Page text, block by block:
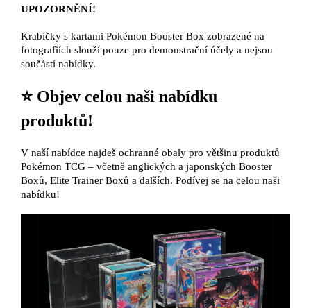
UPOZORNĚNÍ!
Krabičky s kartami Pokémon Booster Box zobrazené na
fotografiích slouží pouze pro demonstrační účely a nejsou
součástí nabídky.
⭐ Objev celou naši nabídku
produktů!
V naší nabídce najdeš ochranné obaly pro většinu produktů
Pokémon TCG – včetně anglických a japonských Booster
Boxů, Elite Trainer Boxů a dalších. Podívej se na celou naši
nabídku!